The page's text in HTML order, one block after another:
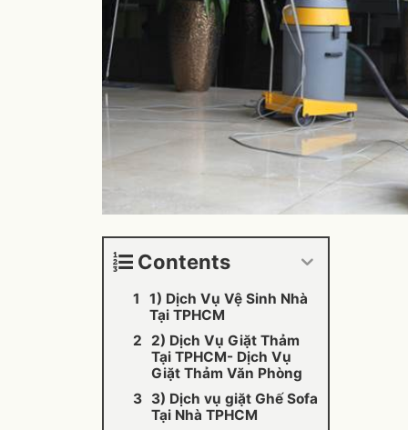
Contents
1) Dịch Vụ Vệ Sinh Nhà
Tại TPHCM
2) Dịch Vụ Giặt Thảm
Tại TPHCM- Dịch Vụ
Giặt Thảm Văn Phòng
3) Dịch vụ giặt Ghế Sofa
Tại Nhà TPHCM